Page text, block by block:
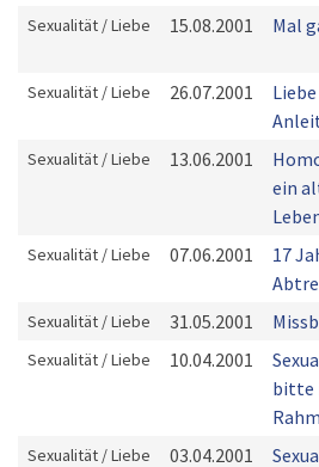
Sexualität / Liebe 15.08.2001 Mal
Sexualität / Liebe 26.07.2001
Sexualität / Liebe 13.06.2001
ein
Sexualität / Liebe 07.06.2001
17
Sexualität / Liebe 31.05.2001
Sexualität / Liebe 10.04.2001
bitte
Sexualität / Liebe 03.04.2001